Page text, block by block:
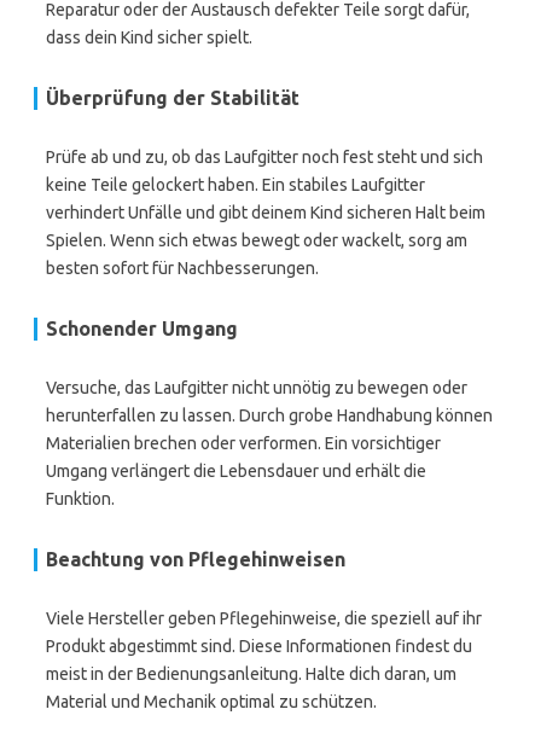
Reparatur oder der Austausch defekter Teile sorgt dafür,
dass dein Kind sicher spielt.
Überprüfung der Stabilität
Prüfe ab und zu, ob das Laufgitter noch fest steht und sich
keine Teile gelockert haben. Ein stabiles Laufgitter
verhindert Unfälle und gibt deinem Kind sicheren Halt beim
Spielen. Wenn sich etwas bewegt oder wackelt, sorg am
besten sofort für Nachbesserungen.
Schonender Umgang
Versuche, das Laufgitter nicht unnötig zu bewegen oder
herunterfallen zu lassen. Durch grobe Handhabung können
Materialien brechen oder verformen. Ein vorsichtiger
Umgang verlängert die Lebensdauer und erhält die
Funktion.
Beachtung von Pflegehinweisen
Viele Hersteller geben Pflegehinweise, die speziell auf ihr
Produkt abgestimmt sind. Diese Informationen findest du
meist in der Bedienungsanleitung. Halte dich daran, um
Material und Mechanik optimal zu schützen.